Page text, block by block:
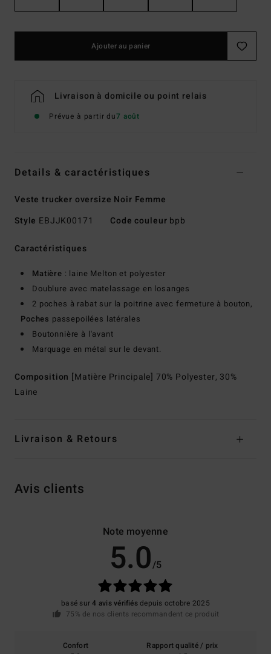
Ajouter au panier
Livraison à domicile ou point relais
Prévue à partir du7 août
Details & caractéristiques
Veste trucker oversize Noir Femme
Style EBJJK00171 Code couleur bpb
Caractéristiques
Matière : laine Melton et polyester
Doublure avec matelassage en losanges
2 poches à rabat sur la poitrine avec fermeture à bouton,
Poches passepoilées latérales
Boutonnière à l'avant
Marquage en métal sur le devant.
Composition [Matière Principale] 70% Polyester, 30%
Laine
Livraison & Retours
Avis clients
Note moyenne
5.0/5
basé sur4 avis vérifiésdepuis octobre 2025
75% de nos clients recommandent ce produit
Confort
Rapport qualité / prix